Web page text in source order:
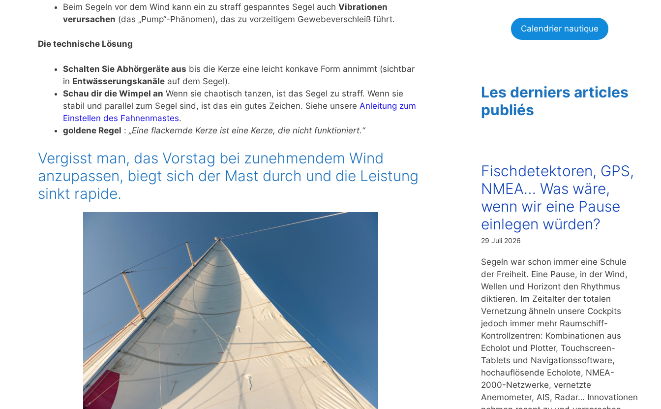
Beim Segeln vor dem Wind kann ein zu straff gespanntes Segel auch Vibrationen
verursachen (das „Pump“-Phänomen), das zu vorzeitigem Gewebeverschleiß führt.
Die technische Lösung
Schalten Sie Abhörgeräte aus bis die Kerze eine leicht konkave Form annimmt (sichtbar
in Entwässerungskanäle auf dem Segel).
Schau dir die Wimpel an Wenn sie chaotisch tanzen, ist das Segel zu straff. Wenn sie
stabil und parallel zum Segel sind, ist das ein gutes Zeichen. Siehe unsere Anleitung zum
Einstellen des Fahnenmastes.
goldene Regel : „Eine flackernde Kerze ist eine Kerze, die nicht funktioniert.“
Vergisst man, das Vorstag bei zunehmendem Wind
anzupassen, biegt sich der Mast durch und die Leistung
sinkt rapide.
Calendrier nautique
Les derniers articles
publiés
Fischdetektoren, GPS,
NMEA… Was wäre,
wenn wir eine Pause
einlegen würden?
29 Juli 2026
Segeln war schon immer eine Schule
der Freiheit. Eine Pause, in der Wind,
Wellen und Horizont den Rhythmus
diktieren. Im Zeitalter der totalen
Vernetzung ähneln unsere Cockpits
jedoch immer mehr Raumschiff-
Kontrollzentren: Kombinationen aus
Echolot und Plotter, Touchscreen-
Tablets und Navigationssoftware,
hochauflösende Echolote, NMEA-
2000-Netzwerke, vernetzte
Anemometer, AIS, Radar… Innovationen